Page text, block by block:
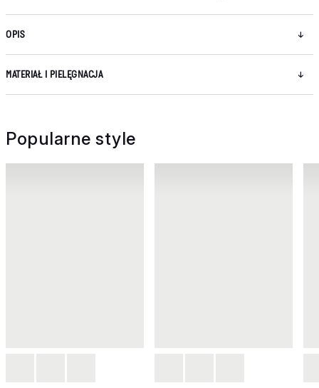
OPIS
MATERIAŁ I PIELĘGNACJA
Popularne style